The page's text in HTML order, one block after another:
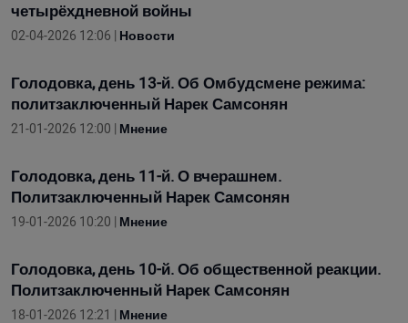
четырёхдневной войны
02-04-2026 12:06 | Новости
Голодовка, день 13-й. Об Омбудсмене режима:
политзаключенный Нарек Самсонян
21-01-2026 12:00 | Мнение
Голодовка, день 11-й. О вчерашнем.
Политзаключенный Нарек Самсонян
19-01-2026 10:20 | Мнение
Голодовка, день 10-й. Об общественной реакции.
Политзаключенный Нарек Самсонян
18-01-2026 12:21 | Мнение